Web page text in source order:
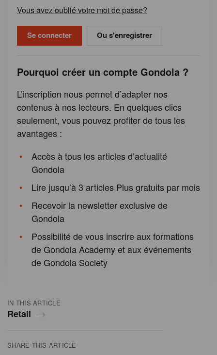
IN THIS ARTICLE
Retail
SHARE THIS ARTICLE
Vous avez oublié votre mot de passe?
Ou s'enregistrer
Pourquoi créer un compte Gondola ?
L’inscription nous permet d’adapter nos
contenus à nos lecteurs. En quelques clics
seulement, vous pouvez profiter de tous les
avantages :
Accès à tous les articles d’actualité
Gondola
Lire jusqu’à 3 articles Plus gratuits par mois
Recevoir la newsletter exclusive de
Gondola
Possibilité de vous inscrire aux formations
de Gondola Academy et aux événements
de Gondola Society